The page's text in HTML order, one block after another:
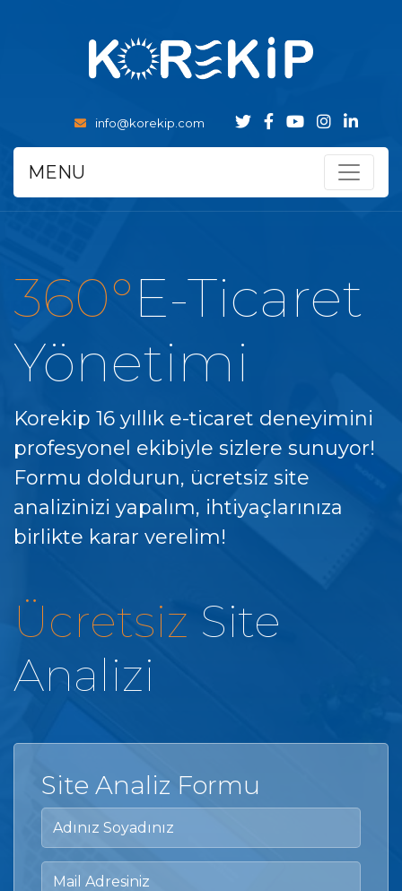
info@korekip.com
MENU
360°E-Ticaret
Yönetimi
Korekip 16 yıllık e-ticaret deneyimini
profesyonel ekibiyle sizlere sunuyor!
Formu doldurun, ücretsiz site
analizinizi yapalım, ihtiyaçlarınıza
birlikte karar verelim!
Ücretsiz Site
Analizi
Site Analiz Formu